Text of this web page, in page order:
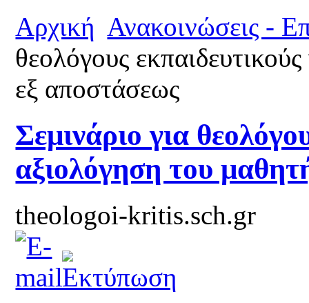
Αρχική Ανακοινώσεις -
θεολόγους
εξ αποστάσεως
Σεμινάριο για
αξιολόγηση του
theologoi-kritis.sch.gr